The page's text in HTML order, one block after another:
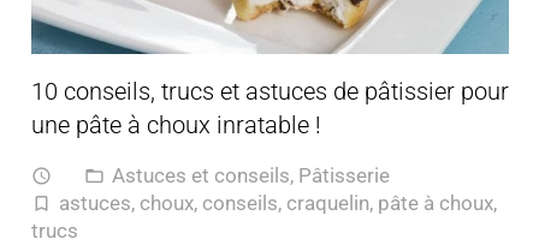
10 conseils, trucs et astuces de pâtissier pour
une pâte à choux inratable !
access_time folder_open Astuces et conseils, Pâtisserie
turned_in_not astuces, choux, conseils, craquelin, pâte à choux,
trucs